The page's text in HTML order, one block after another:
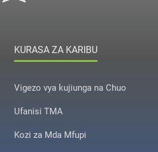
KURASA ZA KARIBU
Vigezo vya kujiunga na Chuo
Ufanisi TMA
Kozi za Mda Mfupi